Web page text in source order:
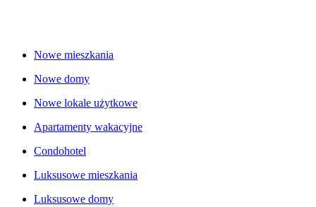
Nowe mieszkania
Nowe domy
Nowe lokale użytkowe
Apartamenty wakacyjne
Condohotel
Luksusowe mieszkania
Luksusowe domy